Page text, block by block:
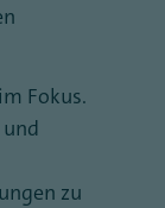
Fokus.
zu